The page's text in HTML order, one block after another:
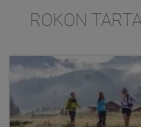
ROKON